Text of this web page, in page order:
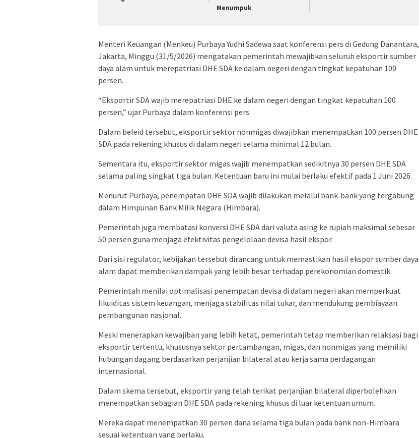
Menumpuk
Menteri Keuangan (Menkeu) Purbaya Yudhi Sadewa saat konferensi pers di Gedung Danantara,
Jakarta, Minggu (31/5/2026) mengatakan pemerintah mewajibkan seluruh eksportir sumber
daya alam untuk merepatriasi DHE SDA ke dalam negeri dengan tingkat kepatuhan 100
persen.
“Eksportir SDA wajib merepatriasi DHE ke dalam negeri dengan tingkat kepatuhan 100
persen,” ujar Purbaya dalam konferensi pers.
Dalam beleid tersebut, eksportir sektor nonmigas diwajibkan menempatkan 100 persen DHE
SDA pada rekening khusus di dalam negeri selama minimal 12 bulan.
Sementara itu, eksportir sektor migas wajib menempatkan sedikitnya 30 persen DHE SDA
selama paling singkat tiga bulan. Ketentuan baru ini mulai berlaku efektif pada 1 Juni 2026.
Menurut Purbaya, penempatan DHE SDA wajib dilakukan melalui bank-bank yang tergabung
dalam Himpunan Bank Milik Negara (Himbara).
Pemerintah juga membatasi konversi DHE SDA dari valuta asing ke rupiah maksimal sebesar
50 persen guna menjaga efektivitas pengelolaan devisa hasil ekspor.
Dari sisi regulator, kebijakan tersebut dirancang untuk memastikan hasil ekspor sumber daya
alam dapat memberikan dampak yang lebih besar terhadap perekonomian domestik.
Pemerintah menilai optimalisasi penempatan devisa di dalam negeri akan memperkuat
likuiditas sistem keuangan, menjaga stabilitas nilai tukar, dan mendukung pembiayaan
pembangunan nasional.
Meski menerapkan kewajiban yang lebih ketat, pemerintah tetap memberikan relaksasi bagi
eksportir tertentu, khususnya sektor pertambangan, migas, dan nonmigas yang memiliki
hubungan dagang berdasarkan perjanjian bilateral atau kerja sama perdagangan
internasional.
Dalam skema tersebut, eksportir yang telah terikat perjanjian bilateral diperbolehkan
menempatkan sebagian DHE SDA pada rekening khusus di luar ketentuan umum.
Mereka dapat menempatkan 30 persen dana selama tiga bulan pada bank non-Himbara
sesuai ketentuan yang berlaku.